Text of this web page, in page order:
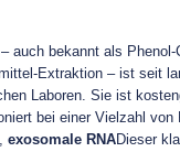
auch bekannt als Phenol-
Extraktion – ist seit
Laboren. Sie ist
bei einer Vielzahl von
exosomale RNADieser